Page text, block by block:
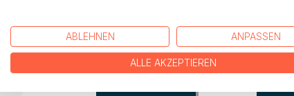
ABLEHNEN ANPASSEN
ALLE AKZEPTIEREN